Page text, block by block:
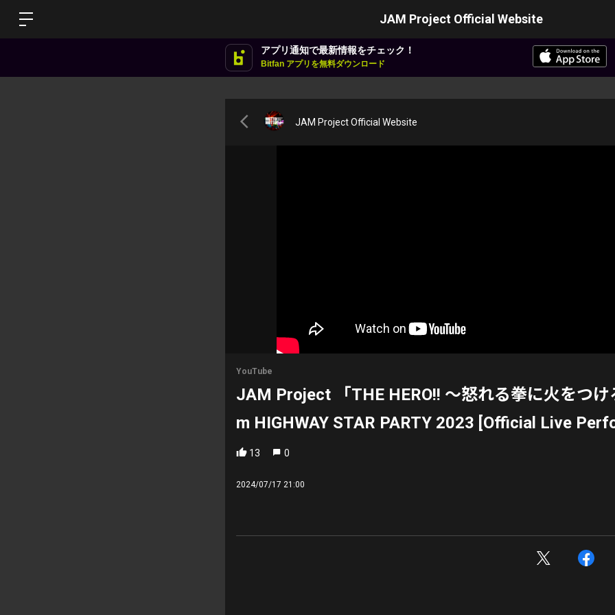
JAM Project Official Website
アプリ通知で最新情報をチェック！
Bitfan アプリを無料ダウンロード
JAM Project Official Website
YouTube
JAM Project 「THE HERO!! ～怒れる拳に火をつ
m HIGHWAY STAR PARTY 2023 [Official Live
13 0
2024/07/17 21:00